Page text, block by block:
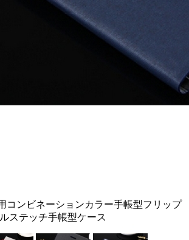
コンビネーションカラー手帳型フリップ
ステッチ手帳型ケース